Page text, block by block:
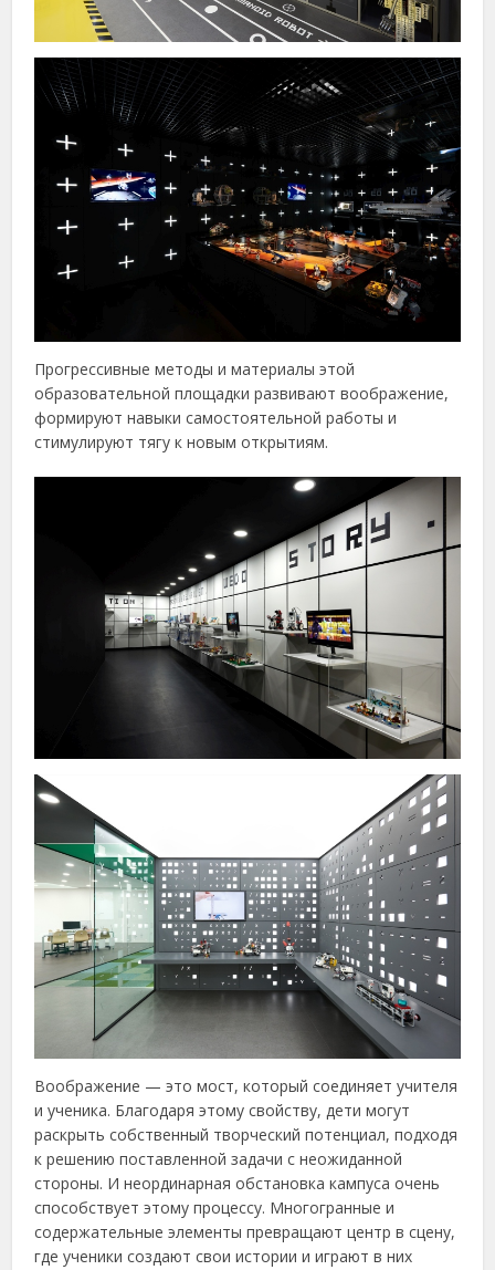
Прогрессивные методы и материалы этой
образовательной площадки развивают воображение,
формируют навыки самостоятельной работы и
стимулируют тягу к новым открытиям.
Воображение — это мост, который соединяет учителя
и ученика. Благодаря этому свойству, дети могут
раскрыть собственный творческий потенциал, подходя
к решению поставленной задачи с неожиданной
стороны. И неординарная обстановка кампуса очень
способствует этому процессу. Многогранные и
содержательные элементы превращают центр в сцену,
где ученики создают свои истории и играют в них